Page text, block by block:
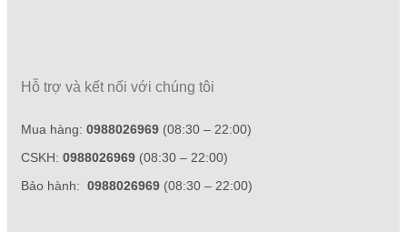
Hỗ trợ và kết nối với chúng tôi
Mua hàng: 0988026969 (08:30 – 22:00)
CSKH: 0988026969 (08:30 – 22:00)
Bảo hành: 0988026969 (08:30 – 22:00)